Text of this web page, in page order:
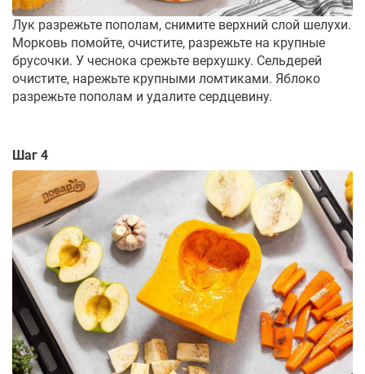
Лук разрежьте пополам, снимите верхний слой шелухи.
Морковь помойте, очистите, разрежьте на крупные
брусочки. У чеснока срежьте верхушку. Сельдерей
очистите, нарежьте крупными ломтиками. Яблоко
разрежьте пополам и удалите сердцевину.
Шаг 4